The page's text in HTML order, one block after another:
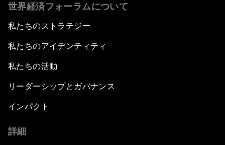
世界経済フォーラムについて
私たちのストラテジー
私たちのアイデンティティ
私たちの活動
リーダーシップとガバナンス
インパクト
詳細